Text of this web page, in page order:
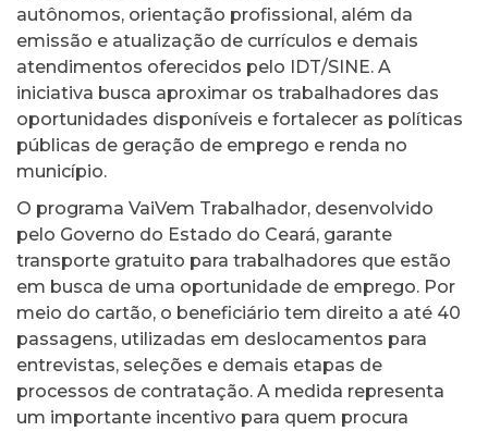
autônomos, orientação profissional, além da
emissão e atualização de currículos e demais
atendimentos oferecidos pelo IDT/SINE. A
iniciativa busca aproximar os trabalhadores das
oportunidades disponíveis e fortalecer as políticas
públicas de geração de emprego e renda no
município.
O programa VaiVem Trabalhador, desenvolvido
pelo Governo do Estado do Ceará, garante
transporte gratuito para trabalhadores que estão
em busca de uma oportunidade de emprego. Por
meio do cartão, o beneficiário tem direito a até 40
passagens, utilizadas em deslocamentos para
entrevistas, seleções e demais etapas de
processos de contratação. A medida representa
um importante incentivo para quem procura